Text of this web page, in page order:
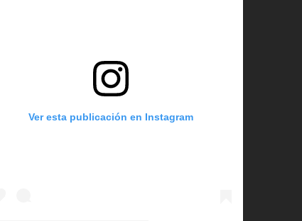
Ver esta publicación en Instagram